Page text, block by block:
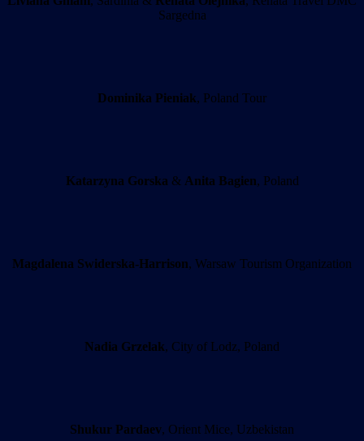
Sargedna
Dominika Pieniak, Poland Tour
Katarzyna Gorska & Anita Bagien, Poland
Magdalena Swiderska-Harrison, Warsaw Tourism Organization
Nadia Grzelak, City of Lodz, Poland
Shukur Pardaev, Orient Mice, Uzbekistan